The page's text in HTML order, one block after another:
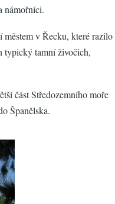
námořníci.
městem v Řecku, které razilo
typický tamní živočich,
část Středozemního moře
Španělska.